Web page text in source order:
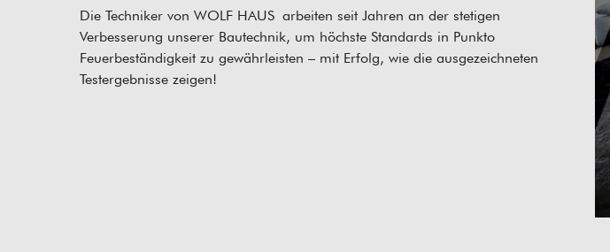
Die Techniker von WOLF HAUS arbeiten seit Jahren an der stetigen
Verbesserung unserer Bautechnik, um höchste Standards in Punkto
Feuerbeständigkeit zu gewährleisten – mit Erfolg, wie die ausgezeichneten
Testergebnisse zeigen!